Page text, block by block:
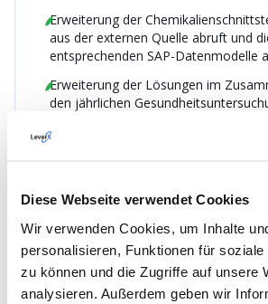
Diese Webseite verwendet Cookies
Wir verwenden Cookies, um Inhalte
personalisieren, Funktionen für soziale
zu können und die Zugriffe auf unsere
analysieren. Außerdem geben wir
Erweiterung der
aus der externen Quelle abruft und
entsprechenden SAP-Datenmodelle
Erweiterung der Lösungen im
den jährlichen
der entsprechenden PDF-Dokumente.